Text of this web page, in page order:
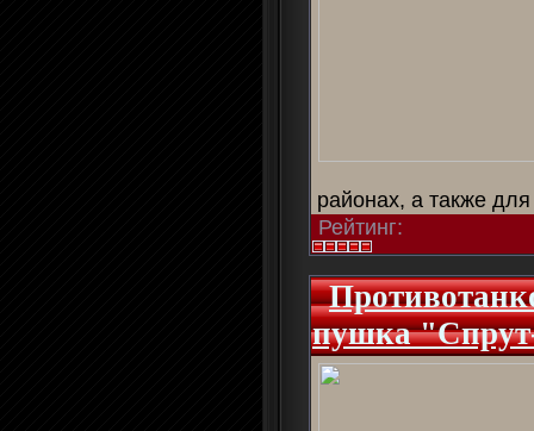
районах, а также
Рейтинг:
пушка